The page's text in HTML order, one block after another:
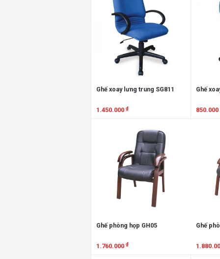
Ghế xoay lưng trung SG811
1.450.000 ₫
Ghế
850.000
Ghế phòng họp GH05
1.760.000 ₫
Ghế